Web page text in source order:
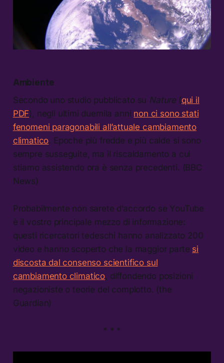
Ambiente
Secondo uno studio pubblicato su Nature (qui il
PDF), negli ultimi duemila anni non ci sono stati
fenomeni paragonabili allʼattuale cambiamento
climatico. Epoche più fredde e più calde si sono
sempre susseguite, ma il riscaldamento a cui
stiamo assistendo ora è senza precedenti. (BBC
News)
Probabilmente non sarete dʼaccordo se YouTube
è il vostro principale mezzo di informazione:
questi ricercatori tedeschi hanno analizzato 200
video e hanno scoperto che la maggior parte si
discosta dal consenso scientifico sul
cambiamento climatico, diffondendo posizioni
negazioniste o teorie del complotto. (the
Guardian)
* * *